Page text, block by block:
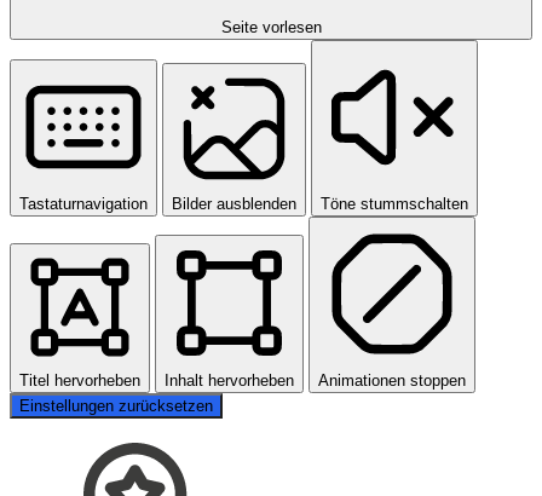
Seite vorlesen
Tastaturnavigation Bilder ausblenden Töne stummschalten
Titel hervorheben Inhalt hervorheben
Animationen stoppen
Einstellungen zurücksetzen